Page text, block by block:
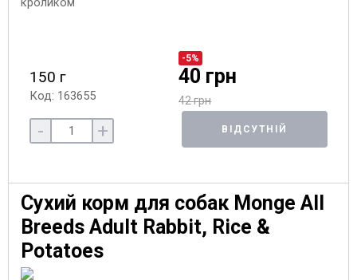
150 г
Код: 163655
-5%
40 грн
42 грн
- + ВІДСУТНІЙ
Сухий корм для собак Monge All
Breeds Adult Rabbit, Rice &
Potatoes